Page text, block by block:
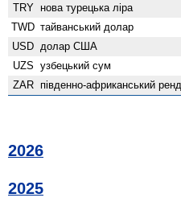
TRY нова турецька ліра
TWD тайванський долар
USD долар США
UZS узбецький сум
ZAR
південно-африканський ренд
2026
2025